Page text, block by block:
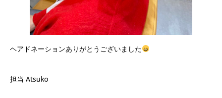
ヘアドネーションありがとうございました
担当 Atsuko